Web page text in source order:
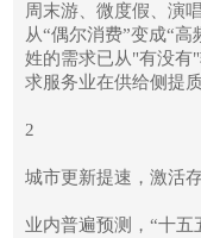
周末游、微度假、演
从“偶尔消费”变成“
姓的需求已从"有没有
求服务业在供给侧提质
2
城市更新提速，激活
业内普遍预测，“十